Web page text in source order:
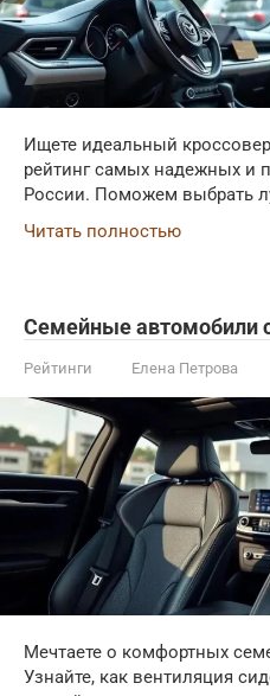
Ищете идеальный
рейтинг самых надежных и
России. Поможем выбрать
Читать полностью
Семейные автомобили
Рейтинги Елена Петрова
Мечтаете о комфортных
Узнайте, как вентиляция